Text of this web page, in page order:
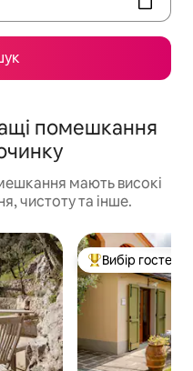
помешкання
мають високі
чистоту та інше.
Топ вибір гостей
Вибір гостей